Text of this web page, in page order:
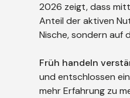
2026 zeigt, dass
Anteil der aktiven
Nische, sondern auf
Früh handeln
und entschlossen
mehr Erfahrung zu